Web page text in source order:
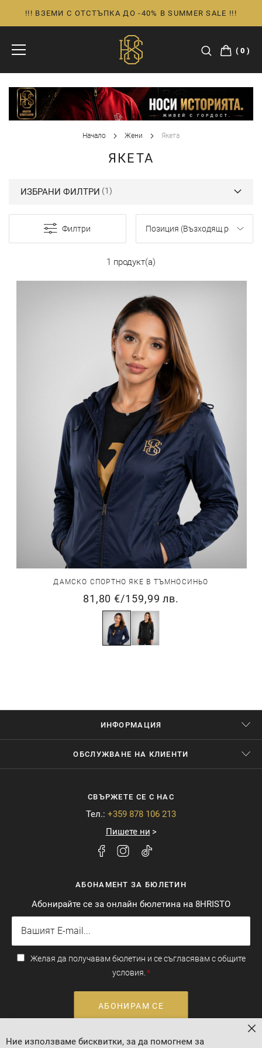
Прескачане
към
съдържанието
!!! ВЗЕМИ С ОТСТЪПКА ДО -40% В SUMMER SALE !!!
0
Начало Жени Якета
ЯКЕТА
Филтри
ИЗБРАНИ ФИЛТРИ
1 продукт(а)
ДАМСКО СПОРТНО ЯКЕ В ТЪМНОСИНЬО
81,80 €/159,99 лв.
ИНФОРМАЦИЯ
ОБСЛУЖВАНЕ НА КЛИЕНТИ
СВЪРЖЕТЕ СЕ С НАС
Тел.: +359 878 106 213
Пишете ни
АБОНАМЕНТ ЗА БЮЛЕТИН
Абонирайте се за онлайн бюлетина на 8HRISTO
Желая да получавам бюлетин и се съгласявам с общите
условия.
АБОНИРАМ СЕ
Ние използваме бисквитки, за да помогнем за